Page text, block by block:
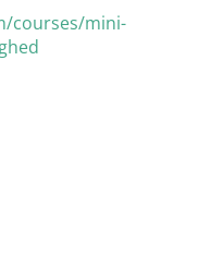
courses/mini-